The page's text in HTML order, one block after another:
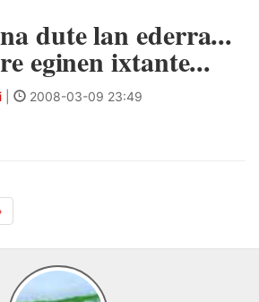
dute lan ederra...
eginen ixtante...
2008-03-09 23:49